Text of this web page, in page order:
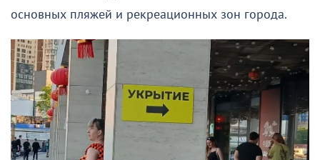
основных пляжей и рекреационных зон города.